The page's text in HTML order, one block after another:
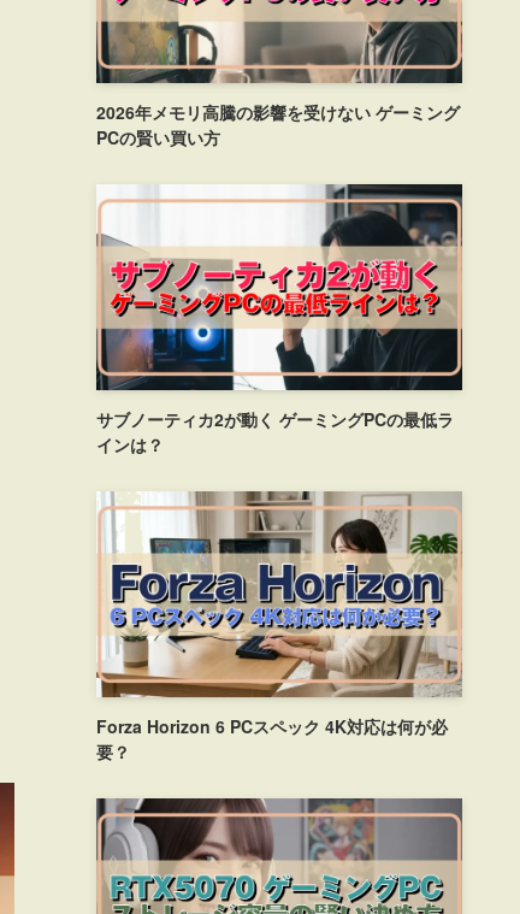
2026年メモリ高騰の影響を受けない ゲーミング
PCの賢い買い方
サブノーティカ2が動く ゲーミングPCの最低ラ
インは？
Forza Horizon 6 PCスペック 4K対応は何が必
要？